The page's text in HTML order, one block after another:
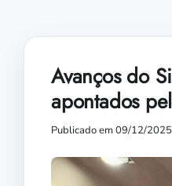
Avanços do
apontados
Publicado em 09/12/2025